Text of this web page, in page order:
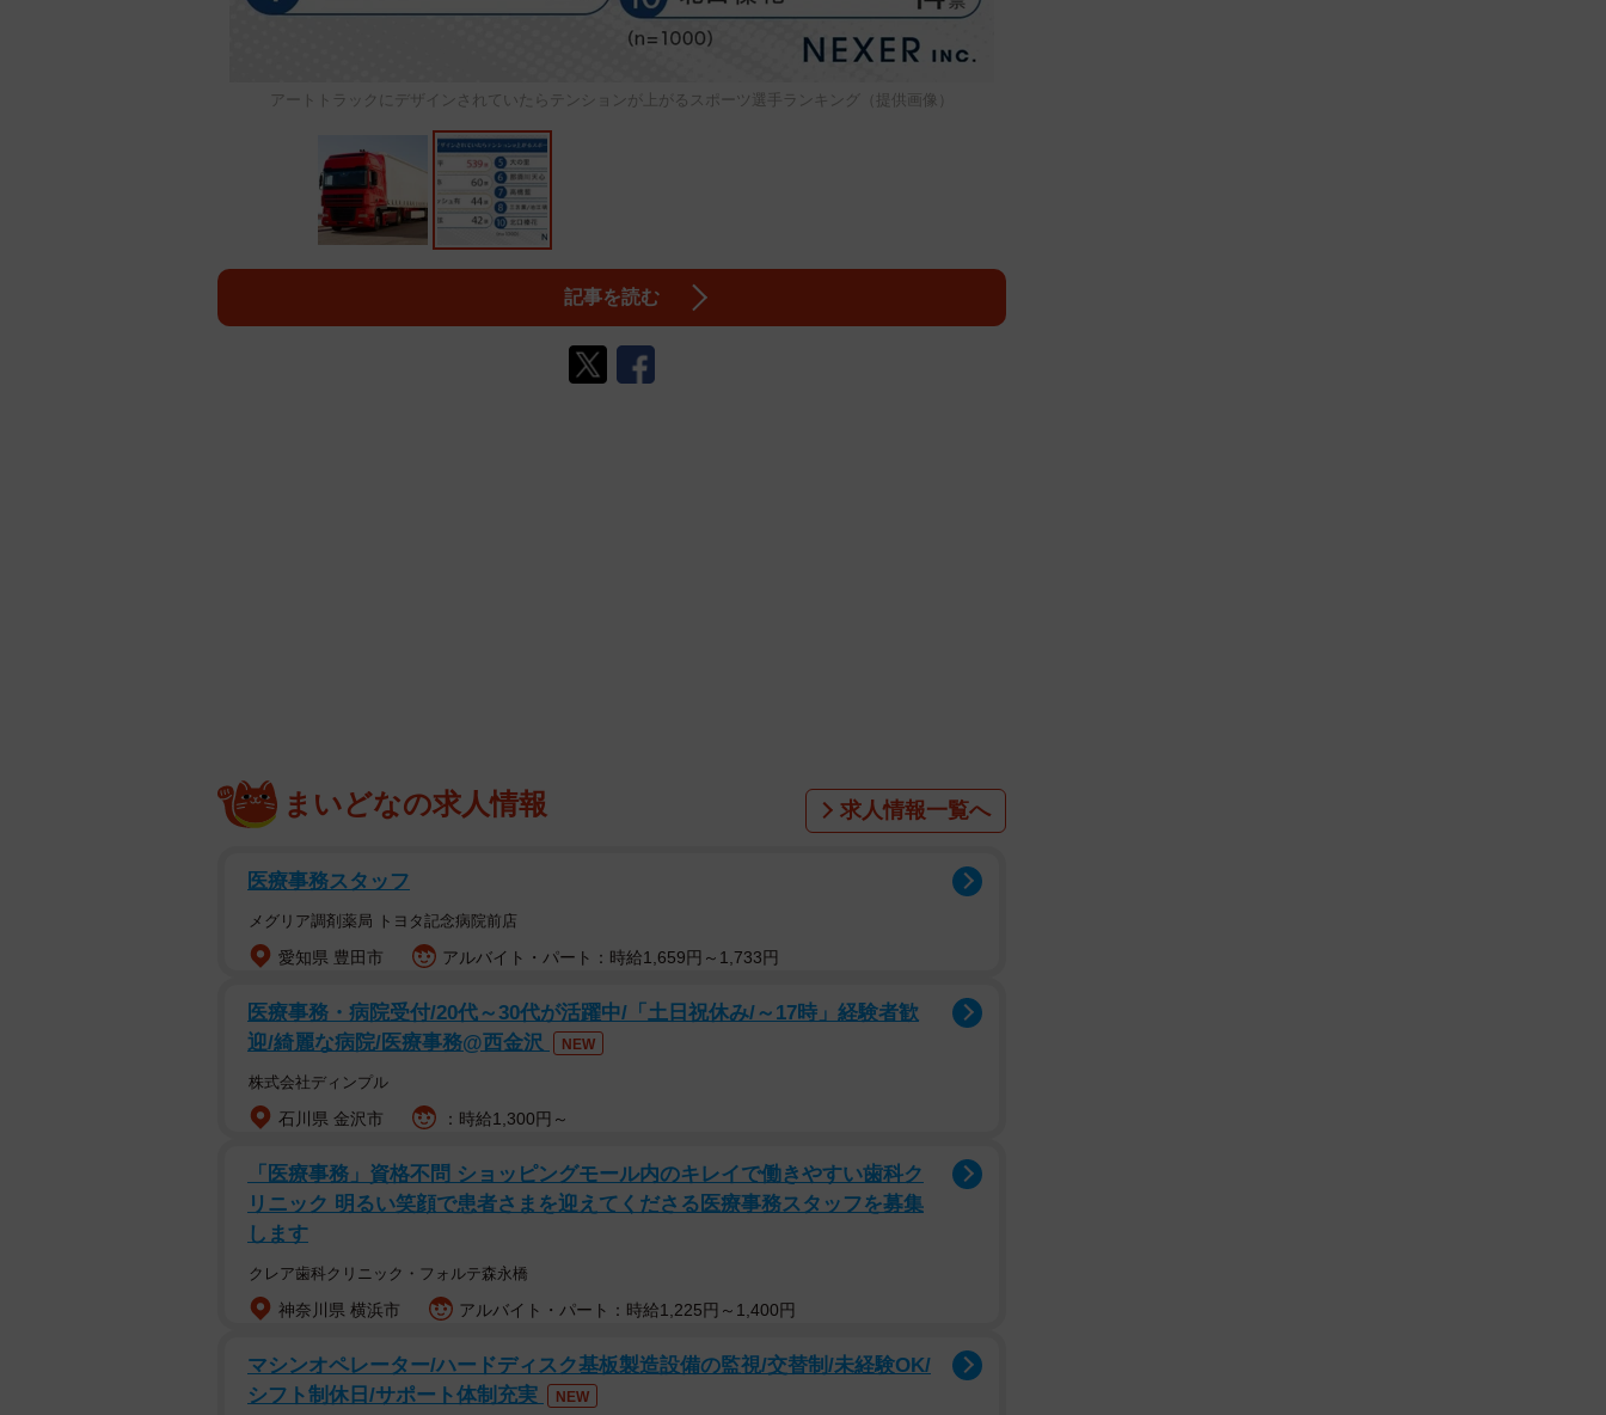
アートトラックにデザインされていたらテンションが上がるスポーツ選手ランキング（提供画像）
記事を読む
まいどなの求人情報 求人情報一覧へ
医療事務スタッフ
メグリア調剤薬局 トヨタ記念病院前店
愛知県 豊田市 アルバイト・パート：時給1,659円～1,733円
医療事務・病院受付/20代～30代が活躍中/「土日祝休み/～17時」経験者歓
迎/綺麗な病院/医療事務@西金沢
NEW
株式会社ディンプル
石川県 金沢市 ：時給1,300円～
「医療事務」資格不問 ショッピングモール内のキレイで働きやすい歯科ク
リニック 明るい笑顔で患者さまを迎えてくださる医療事務スタッフを募集
します
クレア歯科クリニック・フォルテ森永橋
神奈川県 横浜市 アルバイト・パート：時給1,225円～1,400円
マシンオペレーター/ハードディスク基板製造設備の監視/交替制/未経験OK/
シフト制休日/サポート体制充実
NEW